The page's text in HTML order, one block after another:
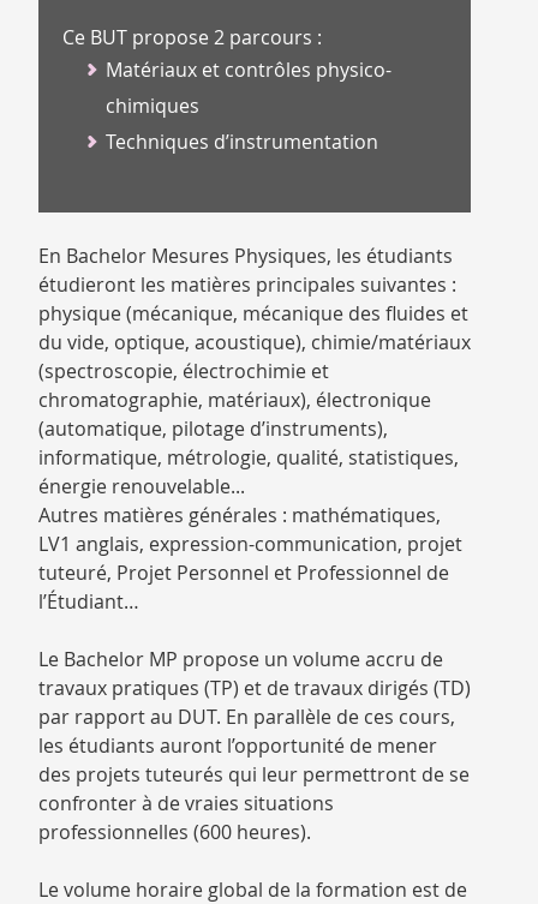
Ce BUT propose 2 parcours :
Matériaux et contrôles physico-
chimiques
Techniques d’instrumentation
En Bachelor Mesures Physiques, les étudiants
étudieront les matières principales suivantes :
physique (mécanique, mécanique des fluides et
du vide, optique, acoustique), chimie/matériaux
(spectroscopie, électrochimie et
chromatographie, matériaux), électronique
(automatique, pilotage d’instruments),
informatique, métrologie, qualité, statistiques,
énergie renouvelable...
Autres matières générales : mathématiques,
LV1 anglais, expression-communication, projet
tuteuré, Projet Personnel et Professionnel de
l’Étudiant…
Le Bachelor MP propose un volume accru de
travaux pratiques (TP) et de travaux dirigés (TD)
par rapport au DUT. En parallèle de ces cours,
les étudiants auront l’opportunité de mener
des projets tuteurés qui leur permettront de se
confronter à de vraies situations
professionnelles (600 heures).
Le volume horaire global de la formation est de